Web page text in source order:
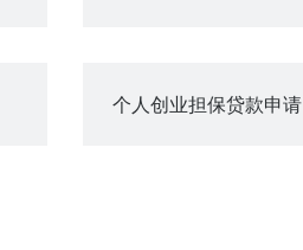
个人创业担保贷款申请